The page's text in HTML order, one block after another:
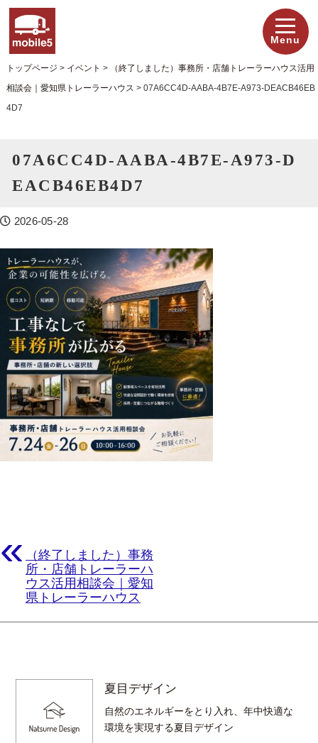
Menu
トップページ > イベント >
（終了しました）事務所・店舗トレーラーハウス活用
相談会｜愛知県トレーラーハウス > 07A6CC4D-AABA-4B7E-A973-DEACB46EB
4D7
07A6CC4D-AABA-4B7E-A973-D
EACB46EB4D7
2026-05-28
«
（終了しました）事務
所・店舗トレーラーハ
ウス活用相談会｜愛知
県トレーラーハウス
夏目デザイン
自然のエネルギーをとり入れ、年中快適な
環境を実現する夏目デザイン